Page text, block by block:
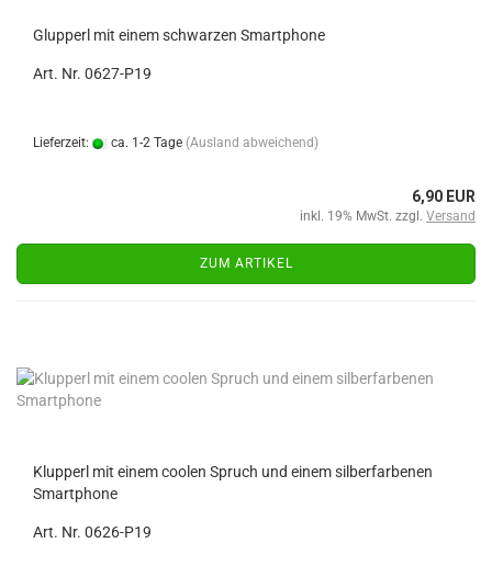
Glupperl mit einem schwarzen Smartphone
Art. Nr. 0627-P19
Lieferzeit: ca. 1-2 Tage (Ausland abweichend)
6,90 EUR
inkl. 19% MwSt. zzgl. Versand
ZUM ARTIKEL
Klupperl mit einem coolen Spruch und einem silberfarbenen
Smartphone
Art. Nr. 0626-P19